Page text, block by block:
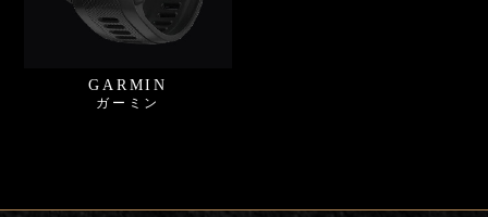
GARMIN
ガーミン